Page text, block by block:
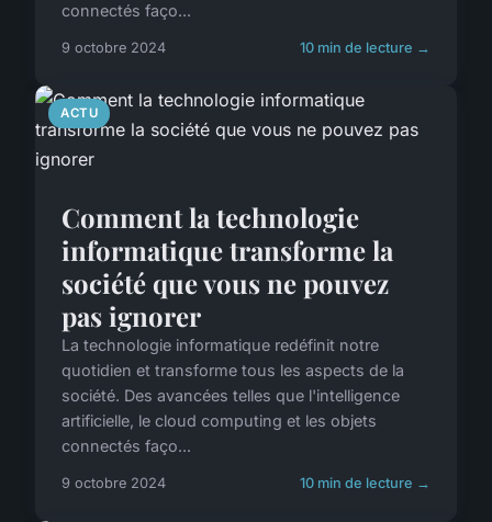
connectés faço...
9 octobre 2024 10 min de lecture →
ACTU
Comment la technologie
informatique transforme la
société que vous ne pouvez
pas ignorer
La technologie informatique redéfinit notre
quotidien et transforme tous les aspects de la
société. Des avancées telles que l'intelligence
artificielle, le cloud computing et les objets
connectés faço...
9 octobre 2024 10 min de lecture →